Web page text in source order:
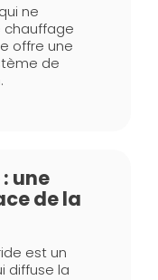
qui ne
chauffage
offre une
de
une
de la
est un
diffuse la